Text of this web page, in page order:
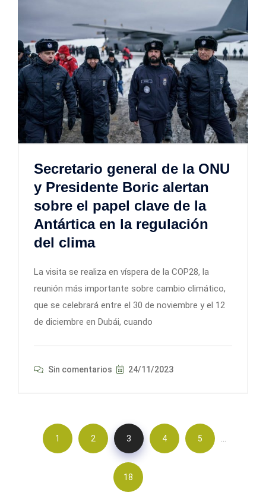
Secretario general de la ONU
y Presidente Boric alertan
sobre el papel clave de la
Antártica en la regulación
del clima
La visita se realiza en víspera de la COP28, la
reunión más importante sobre cambio climático,
que se celebrará entre el 30 de noviembre y el 12
de diciembre en Dubái, cuando
Sin comentarios 24/11/2023
1 2 3 4 5 …
18